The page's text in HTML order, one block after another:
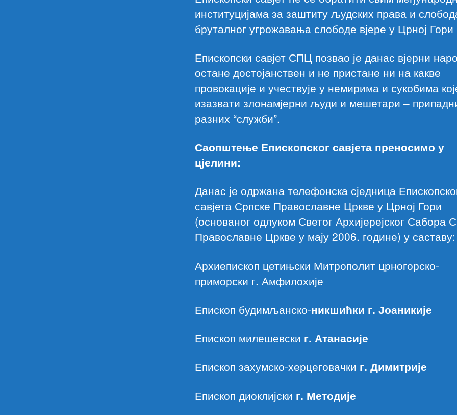
институцијама за заштиту људских права и
бруталног угрожавања слободе вјере у Црној Гори
Епископски савјет СПЦ позвао је данас вјерни
остане достојанствен и не пристане ни на какве
провокације и учествује у немирима и сукобима
изазвати злонамјерни људи и мешетари –
разних “служби”.
Саопштење Епископског савјета преносимо у
цјелини:
Данас је одржана телефонска сједница
савјета Српске Православне Цркве у Црној Гори
(основаног одлуком Светог Архијерејског Сабора
Православне Цркве у мају 2006. године) у саставу:
Архиепископ цетињски Митрополит црногорско-
приморски г. Амфилохије
Епископ будимљанско-никшићки г. Јоаникије
Епископ милешевски г. Атанасије
Епископ захумско-херцеговачки г. Димитрије
Епископ диоклијски г. Методије